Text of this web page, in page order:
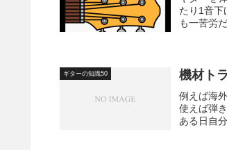
たり1音
も一苦労
ギターの知識50 機材ト
例えば海
使えば弾
ある日自